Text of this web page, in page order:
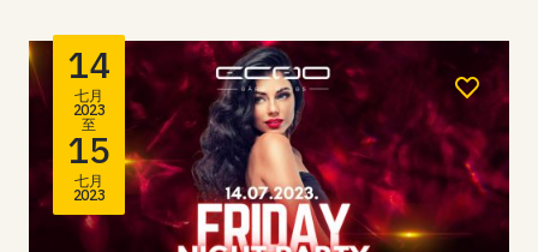
14
七月
2023
至
15
七月
2023